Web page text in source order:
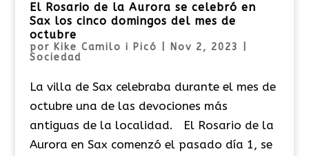
El Rosario de la Aurora se celebró en
Sax los cinco domingos del mes de
octubre
por Kike Camilo i Picó Nov 2, 2023
Sociedad
La villa de Sax celebraba durante el mes de
octubre una de las devociones más
antiguas de la localidad. El Rosario de la
Aurora en Sax comenzó el pasado día 1, se